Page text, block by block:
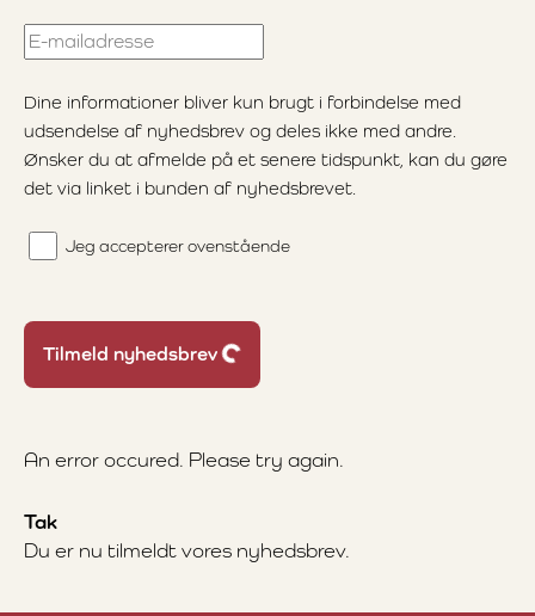
E-mailadresse
Dine informationer bliver kun brugt i forbindelse med
udsendelse af nyhedsbrev og deles ikke med andre.
Ønsker du at afmelde på et senere tidspunkt, kan du gøre
det via linket i bunden af nyhedsbrevet.
Jeg accepterer ovenstående
Tilmeld nyhedsbrev
Loading...
An error occured. Please try again.
Tak
Du er nu tilmeldt vores nyhedsbrev.